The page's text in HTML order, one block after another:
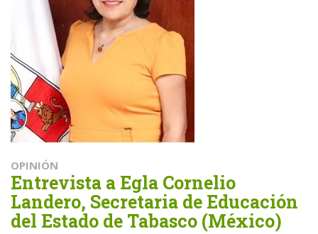
OPINIÓN
Entrevista a Egla Cornelio
Landero, Secretaria de Educación
del Estado de Tabasco (México)